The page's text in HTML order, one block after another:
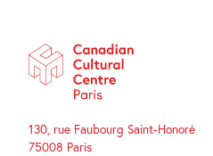
130, rue Faubourg Saint-Honoré
75008 Paris